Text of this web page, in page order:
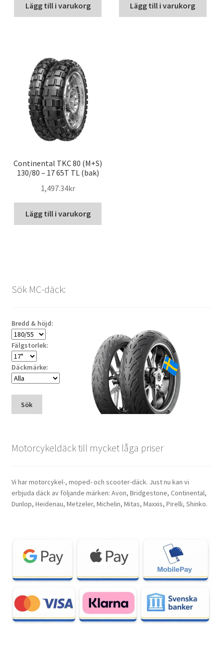
Lägg till i varukorg Lägg till i varukorg
Continental TKC 80 (M+S)
130/80 – 17 65T TL (bak)
1,497.34kr
Lägg till i varukorg
Sök MC-däck:
Bredd & höjd:
Fälgstorlek:
Däckmärke:
Sök
Motorcykeldäck till mycket låga priser
Vi har motorcykel-, moped- och scooter-däck. Just nu kan vi
erbjuda däck av följande märken: Avon, Bridgestone, Continental,
Dunlop, Heidenau, Metzeler, Michelin, Mitas, Maxxis, Pirelli, Shinko.